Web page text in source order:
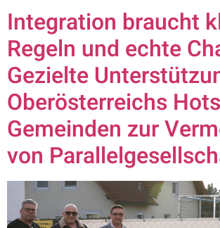
Integration braucht
Regeln und echte
Gezielte
Oberösterreichs
Gemeinden zur
von